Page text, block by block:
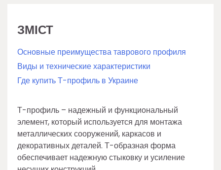
ЗМІСТ
Основные преимущества таврового профиля
Виды и технические характеристики
Где купить Т-профиль в Украине
Т-профиль – надежный и функциональный
элемент, который используется для монтажа
металлических сооружений, каркасов и
декоративных деталей. Т-образная форма
обеспечивает надежную стыковку и усиление